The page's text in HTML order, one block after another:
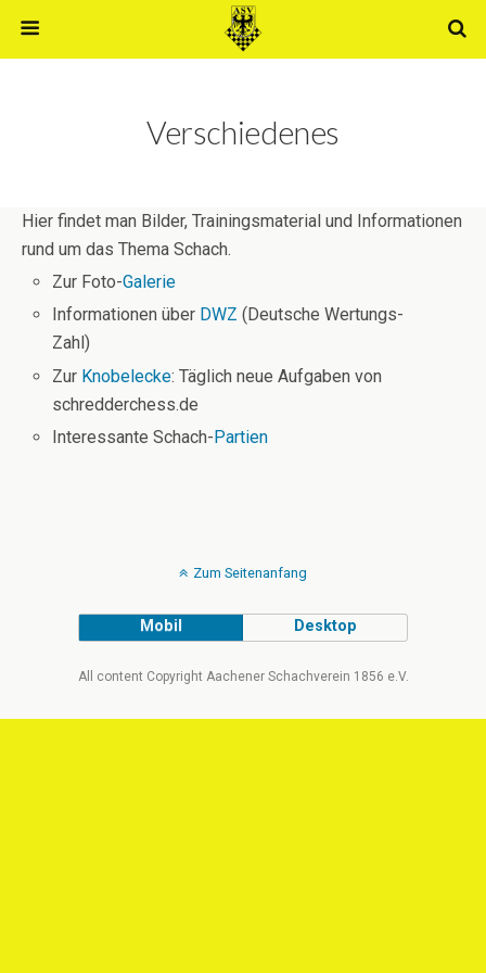
Verschiedenes
Hier findet man Bilder, Trainingsmaterial und Informationen
rund um das Thema Schach.
Zur Foto-Galerie
Informationen über DWZ (Deutsche Wertungs-
Zahl)
Zur Knobelecke: Täglich neue Aufgaben von
schredderchess.de
Interessante Schach-Partien
Zum Seitenanfang
Mobil Desktop
All content Copyright Aachener Schachverein 1856 e.V.